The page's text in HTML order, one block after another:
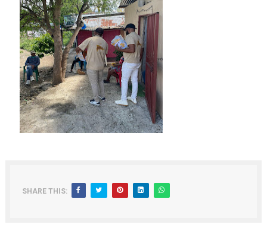
SHARE THIS: